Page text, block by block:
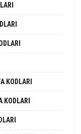
KODLARI
KODLARI